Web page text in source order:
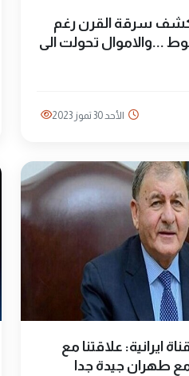
سرقة القرن رغم
...والاموال تحولت الى
الأحد 30 تموز 2023
ايرانية: علاقتنا مع
طهران جيدة جدا